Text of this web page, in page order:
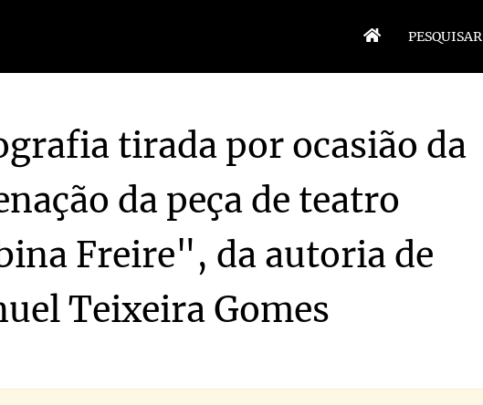
PESQUISAR
Freire", da autoria de Manuel Teixeira Gomes 1968-08-31/1968-08-31
Freire", da autoria de Manuel Teixeira Gomes
Freire", da autoria de Manuel Teixeira Gomes
1968-08-31/1968-08-31
Freire", da autoria de Manuel Teixeira Gomes
da autoria de Manuel Teixeira Gomes1968-08-31/1968-08-31
Freire", da autoria de Manuel Teixeira Gomes
Freire", da autoria de Manuel Teixeira Gomes
tirada por ocasião da
da peça de teatro
Freire", da autoria de
Teixeira Gomes